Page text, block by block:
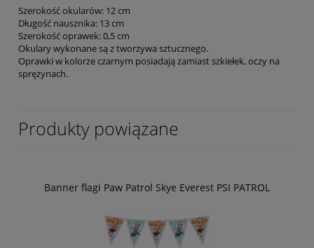
Szerokość okularów: 12 cm
Długość nausznika: 13 cm
Szerokość oprawek: 0,5 cm
Okulary wykonane są z tworzywa sztucznego.
Oprawki w kolorze czarnym posiadają zamiast szkiełek, oczy na
sprężynach.
Produkty powiązane
Banner flagi Paw Patrol Skye Everest PSI PATROL